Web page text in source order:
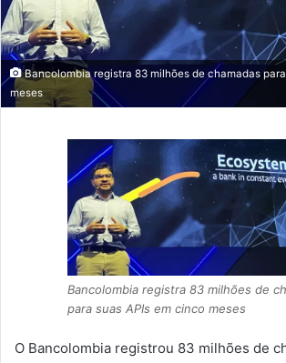
Bancolombia registra 83 milhões de chamadas
meses
Bancolombia registra 83 milhões de
para suas APIs em cinco meses
O Bancolombia registrou 83 milhões de